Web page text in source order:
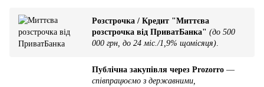
Розстрочка / Кредит "Миттєва
розстрочка від ПриватБанка" (до 500
000 грн, до 24 міс./1,9% щомісяця).
Публічна закупівля через Prozorro —
співпрацюємо з державними,